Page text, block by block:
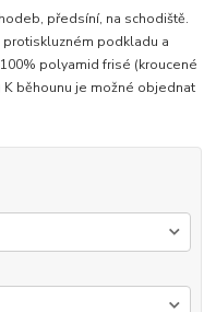
předsíní, na schodiště.
protiskluzném podkladu a
polyamid frisé (kroucené
běhounu je možné objednat